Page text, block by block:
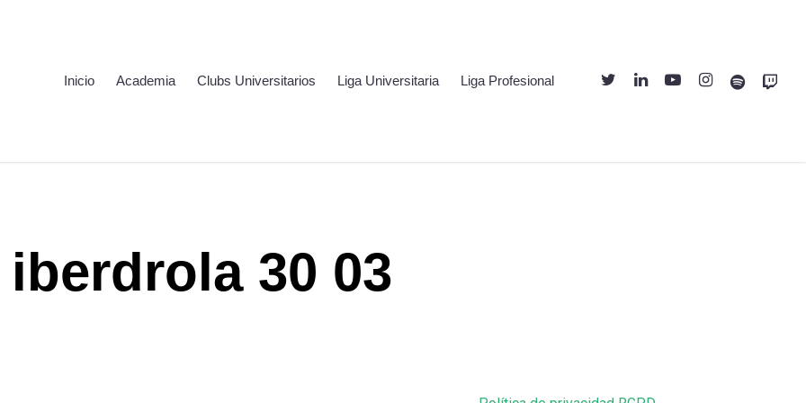
Inicio Academia Clubs Universitarios Liga Universitaria Liga Profesional Twitter LinkedinYoutubeInstagram
Spotify Twitch
iberdrola 30 03